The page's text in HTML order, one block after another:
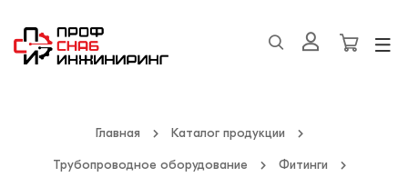
Главная Каталог продукции
Трубопроводное оборудование Фитинги